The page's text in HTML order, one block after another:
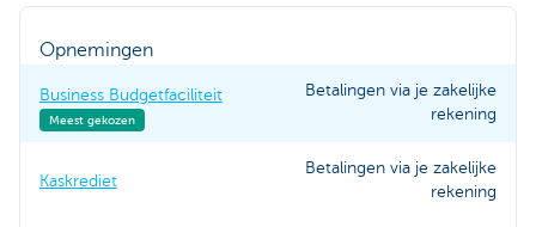
Opnemingen
Business Budgetfaciliteit
Meest gekozen
Betalingen via je zakelijke
rekening
Kaskrediet
Betalingen via je zakelijke
rekening